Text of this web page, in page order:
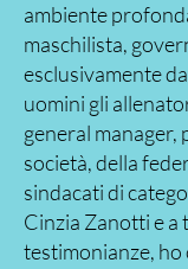
ambiente
maschilista,
esclusivamente
uomini gli
general manager,
società, della
sindacati di
Cinzia Zanotti e a
testimonianze, ho